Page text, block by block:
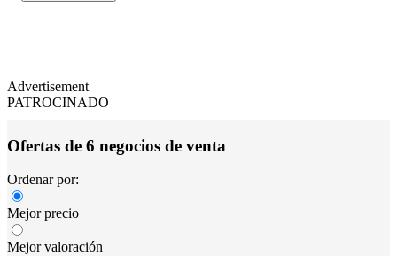
Advertisement
PATROCINADO
Ofertas de 6 negocios de venta
Ordenar por:
Mejor precio
Mejor valoración